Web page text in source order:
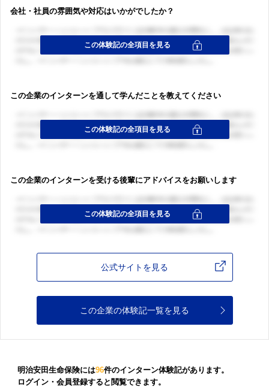
会社・社員の雰囲気や対応はいかがでしたか？
この企業のインターンを通して学んだことを教えてください
この企業のインターンを受ける後輩にアドバイスをお願いします
公式サイトを見る
この企業の体験記一覧を見る
明治安田生命保険には96件のインターン体験記があります。
ログイン・会員登録すると閲覧できます。